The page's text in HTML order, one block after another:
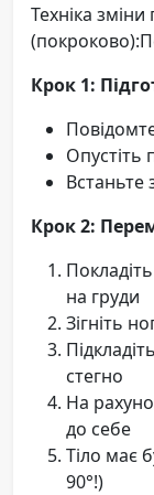
Техніка
Крок 1:
Опустіть
Встаньте
Крок 2:
на груди
Зігніть
стегно
На
до себе
Тіло має
90°!)